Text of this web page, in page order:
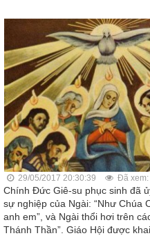
29/05/2017 20:30:39 Đã xem:
Chính Đức Giê-su phục sinh đã
sự nghiệp của Ngài: “Như Chúa
anh em”, và Ngài thổi hơi trên
Thánh Thần”. Giáo Hội được